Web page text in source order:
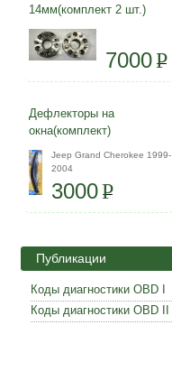
14мм(комплект 2 шт.)
7000P
Дефлекторы на
окна(комплект)
Jeep Grand Cherokee 1999-
2004
3000P
Публикации
Коды диагностики OBD I
Коды диагностики OBD II